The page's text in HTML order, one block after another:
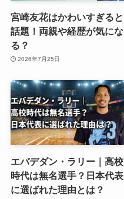
宮崎友花はかわいすぎると
話題！両親や経歴が気にな
る？
2026年7月25日
エバデダン・ラリー｜高校
時代は無名選手？日本代表
に選ばれた理由とは？